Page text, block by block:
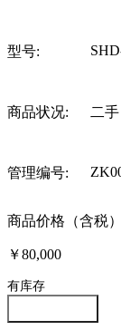
型号:
商品状况: 二手
管理编号:
商品价格（含税）
￥80,000
有库存